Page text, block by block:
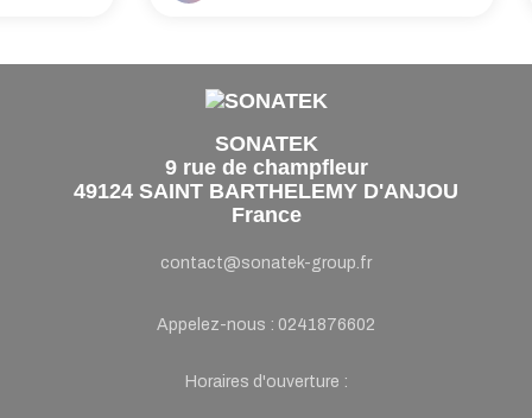
SONATEK
9 rue de champfleur
49124 SAINT BARTHELEMY D'ANJOU
France
contact@sonatek-group.fr
Appelez-nous : 0241876602
Horaires d'ouverture :